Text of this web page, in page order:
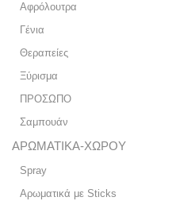
Αφρόλουτρα
Γένια
Θεραπείες
Ξύρισμα
ΠΡΟΣΩΠΟ
Σαμπουάν
ΑΡΩΜΑΤΙΚΑ-ΧΩΡΟΥ
Spray
Αρωματικά με Sticks